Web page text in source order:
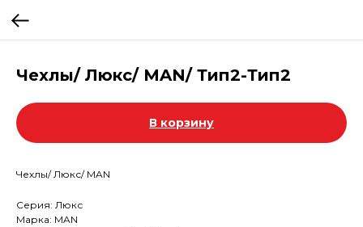
Чехлы/ Люкс/ MAN/ Тип2-Тип2
В корзину
Чехлы/ Люкс/ MAN
Серия: Люкс
Марка: MAN